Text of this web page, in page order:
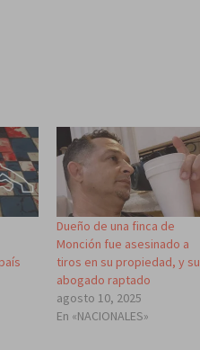
Dueño de una finca de
Monción fue asesinado a
tiros en su propiedad, y su
abogado raptado
agosto 10, 2025
En «NACIONALES»